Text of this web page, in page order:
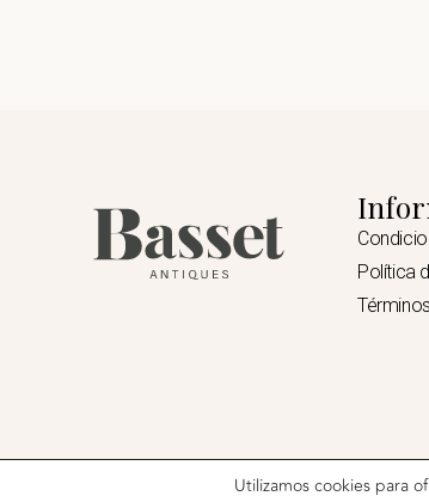
Política
Utilizamos cookies para